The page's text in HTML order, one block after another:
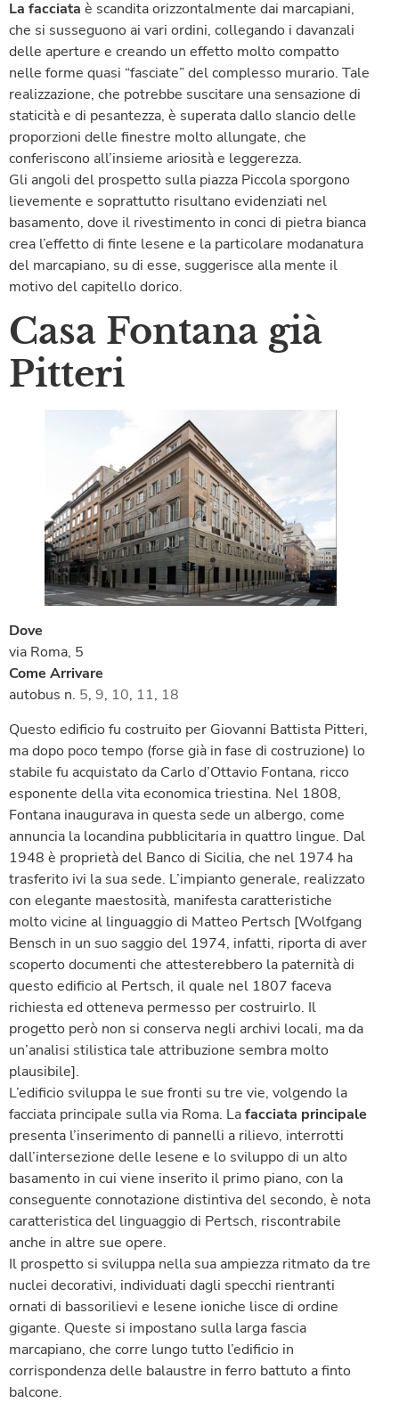
La facciata è scandita orizzontalmente dai marcapiani,
che si susseguono ai vari ordini, collegando i davanzali
delle aperture e creando un effetto molto compatto
nelle forme quasi “fasciate” del complesso murario. Tale
realizzazione, che potrebbe suscitare una sensazione di
staticità e di pesantezza, è superata dallo slancio delle
proporzioni delle finestre molto allungate, che
conferiscono all’insieme ariosità e leggerezza.
Gli angoli del prospetto sulla piazza Piccola sporgono
lievemente e soprattutto risultano evidenziati nel
basamento, dove il rivestimento in conci di pietra bianca
crea l’effetto di finte lesene e la particolare modanatura
del marcapiano, su di esse, suggerisce alla mente il
motivo del capitello dorico.
Casa Fontana già
Pitteri
Dove
via Roma, 5
Come Arrivare
autobus n. 5, 9, 10, 11, 18
Questo edificio fu costruito per Giovanni Battista Pitteri,
ma dopo poco tempo (forse già in fase di costruzione) lo
stabile fu acquistato da Carlo d’Ottavio Fontana, ricco
esponente della vita economica triestina. Nel 1808,
Fontana inaugurava in questa sede un albergo, come
annuncia la locandina pubblicitaria in quattro lingue. Dal
1948 è proprietà del Banco di Sicilia, che nel 1974 ha
trasferito ivi la sua sede. L’impianto generale, realizzato
con elegante maestosità, manifesta caratteristiche
molto vicine al linguaggio di Matteo Pertsch [Wolfgang
Bensch in un suo saggio del 1974, infatti, riporta di aver
scoperto documenti che attesterebbero la paternità di
questo edificio al Pertsch, il quale nel 1807 faceva
richiesta ed otteneva permesso per costruirlo. Il
progetto però non si conserva negli archivi locali, ma da
un’analisi stilistica tale attribuzione sembra molto
plausibile].
L’edificio sviluppa le sue fronti su tre vie, volgendo la
facciata principale sulla via Roma. Lafacciata principale
presenta l’inserimento di pannelli a rilievo, interrotti
dall’intersezione delle lesene e lo sviluppo di un alto
basamento in cui viene inserito il primo piano, con la
conseguente connotazione distintiva del secondo, è nota
caratteristica del linguaggio di Pertsch, riscontrabile
anche in altre sue opere.
Il prospetto si sviluppa nella sua ampiezza ritmato da tre
nuclei decorativi, individuati dagli specchi rientranti
ornati di bassorilievi e lesene ioniche lisce di ordine
gigante. Queste si impostano sulla larga fascia
marcapiano, che corre lungo tutto l’edificio in
corrispondenza delle balaustre in ferro battuto a finto
balcone.